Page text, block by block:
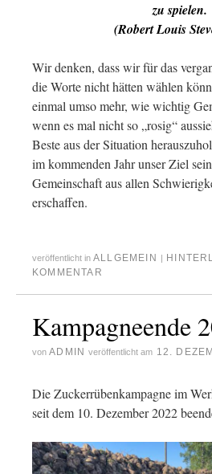
zu spielen.
(Robert Louis
Wir denken, dass wir für das
die Worte nicht hätten wählen
einmal umso mehr, wie wichtig
wenn es mal nicht so „rosig“
Beste aus der Situation
im kommenden Jahr unser Ziel
Gemeinschaft aus allen
erschaffen.
veröffentlicht in ALLGEMEIN |
KOMMENTAR
Kampagneende
von ADMIN veröffentlicht am 12.
Die Zuckerrübenkampagne im
seit dem 10. Dezember 2022